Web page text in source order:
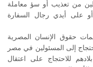
من تعذيب أو سؤ معاملة
على أيدي رجال السفارة
حقوق الإنسان المصرية
إلى المسئولين في مصر
للاحتجاج على اعتقال